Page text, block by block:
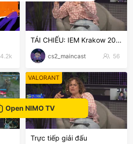
4.2k
TÁI CHIẾU: IEM Krakow 2026
cs2_maincast 56
VALORANT
Trực tiếp giải đấu
Open NIMO TV